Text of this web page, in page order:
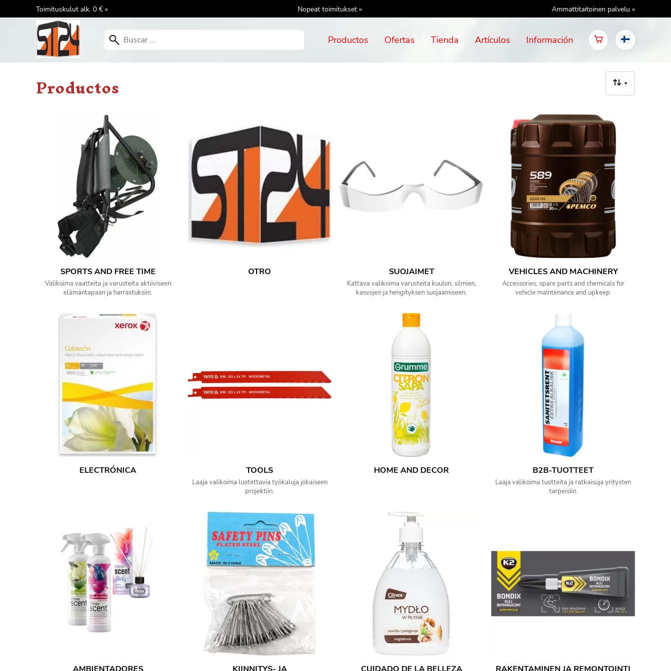
Toimituskulut alk. 0 € » Nopeat toimitukset » Ammattitaitoinen palvelu »
Productos Ofertas Tienda Artículos Información
▼
Productos
SPORTS AND FREE TIME
Valikoima vaatteita ja varusteita aktiiviseen
elämäntapaan ja harrastuksiin.
OTRO SUOJAIMET
Kattava valikoima varusteita kuulon, silmien,
kasvojen ja hengityksen suojaamiseen.
VEHICLES AND MACHINERY
Accessories, spare parts and chemicals for
vehicle maintenance and upkeep.
ELECTRÓNICA TOOLS
Laaja valikoima luotettavia työkaluja jokaiseen
projektiin.
HOME AND DECOR B2B-TUOTTEET
Laaja valikoima tuotteita ja ratkaisuja yritysten
tarpeisiin.